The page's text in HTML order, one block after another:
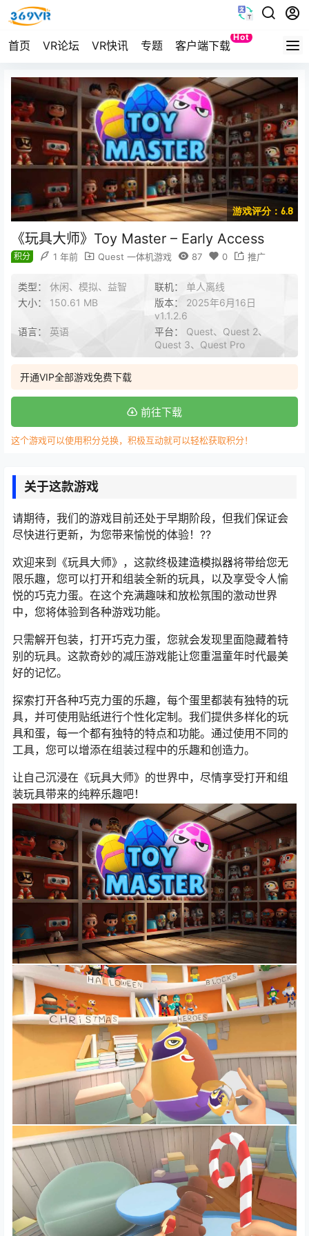
首页 VR论坛 VR快讯 专题 客户端下载
Hot
Quest
游戏评分：6.8
《玩具大师》Toy Master – Early Access
积分 1 年前 Quest 一体机游戏 87 0 推广
类型： 休闲、模拟、益智 联机： 单人离线
大小： 150.61 MB 版本： 2025年6月16日
v1.1.2.6
语言： 英语 平台： Quest、Quest 2、
Quest 3、Quest Pro
开通VIP全部游戏免费下载
前往下载
这个游戏可以使用积分兑换，积极互动就可以轻松获取积分！
关于这款游戏
请期待，我们的游戏目前还处于早期阶段，但我们保证会
尽快进行更新，为您带来愉悦的体验！??
欢迎来到《玩具大师》，这款终极建造模拟器将带给您无
限乐趣，您可以打开和组装全新的玩具，以及享受令人愉
悦的巧克力蛋。在这个充满趣味和放松氛围的激动世界
中，您将体验到各种游戏功能。
只需解开包装，打开巧克力蛋，您就会发现里面隐藏着特
别的玩具。这款奇妙的减压游戏能让您重温童年时代最美
好的记忆。
探索打开各种巧克力蛋的乐趣，每个蛋里都装有独特的玩
具，并可使用贴纸进行个性化定制。我们提供多样化的玩
具和蛋，每一个都有独特的特点和功能。通过使用不同的
工具，您可以增添在组装过程中的乐趣和创造力。
让自己沉浸在《玩具大师》的世界中，尽情享受打开和组
装玩具带来的纯粹乐趣吧！